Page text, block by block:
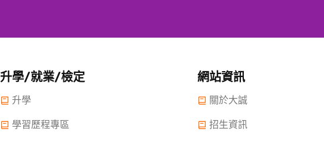
升學/就業/檢定
升學
學習歷程專區
網站資訊
關於大誠
招生資訊